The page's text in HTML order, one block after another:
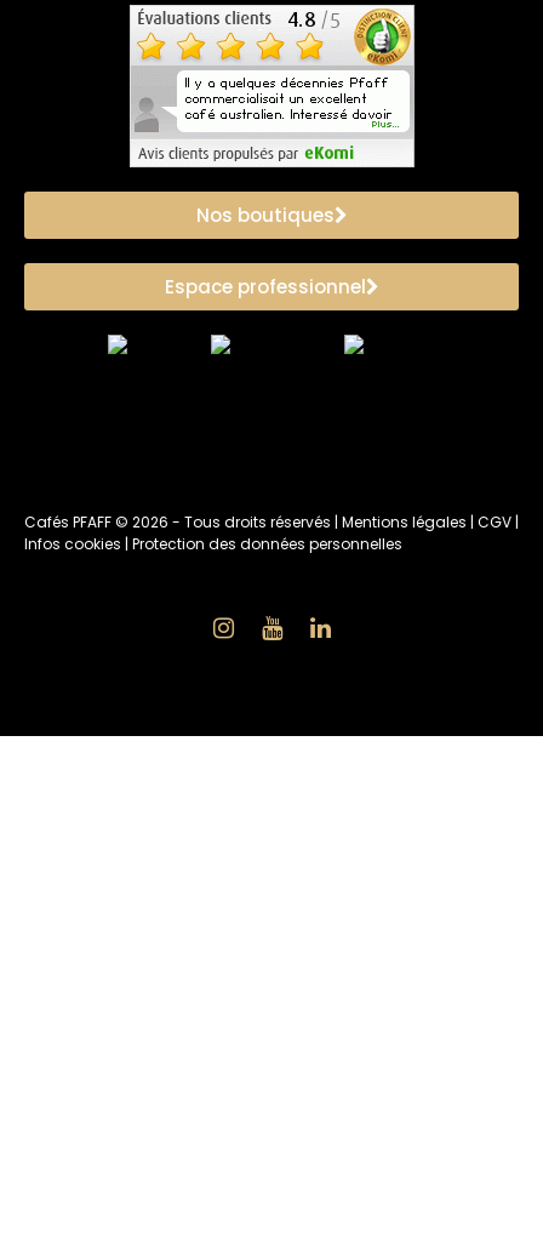
Nos boutiques
Espace professionnel
Cafés PFAFF © 2026 - Tous droits réservés | Mentions légales | CGV |
Infos cookies | Protection des données personnelles